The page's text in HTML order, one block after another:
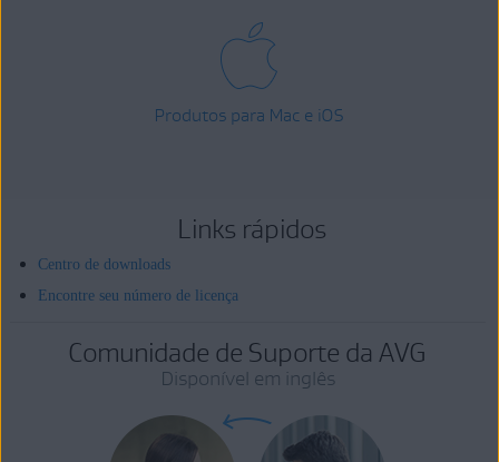
Produtos para Mac e iOS
Links rápidos
Centro de downloads
Encontre seu número de licença
Comunidade de Suporte da AVG
Disponível em inglês